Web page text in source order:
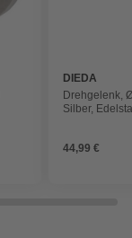
DIEDA
Drehgelenk,
Silber,
44,99 €